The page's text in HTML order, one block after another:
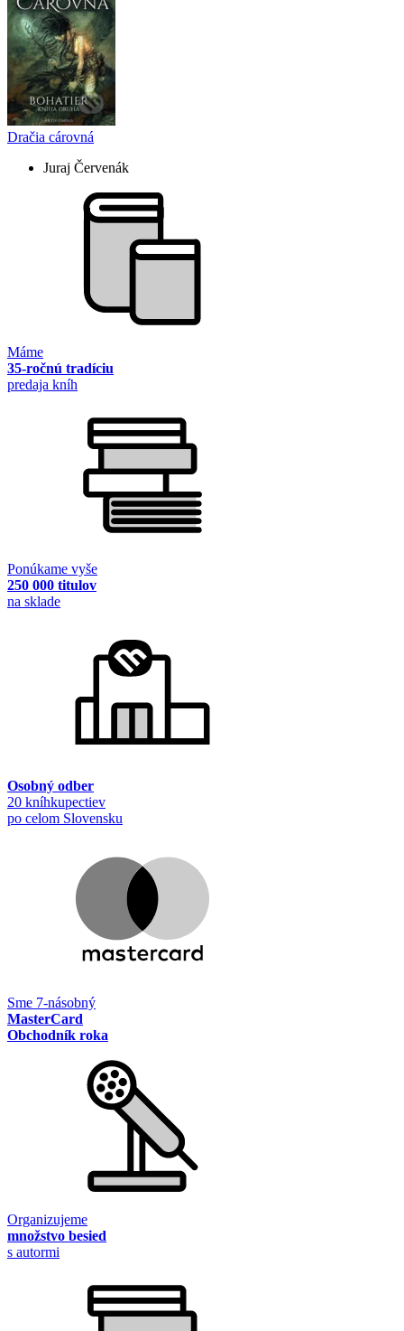
Dračia cárovná
Juraj Červenák
Máme
35-ročnú tradíciu
predaja kníh
Ponúkame vyše
250 000 titulov
na sklade
Osobný odber
20 kníhkupectiev
po celom Slovensku
Sme 7-násobný
MasterCard
Obchodník roka
Organizujeme
množstvo besied
s autormi